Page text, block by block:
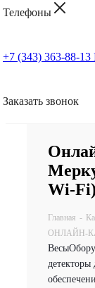
Телефоны
+7 (343) 363-88-13
Заказать звонок
Wi-Fi)
Главная -
ОНЛАЙН-
Весы
детекторы